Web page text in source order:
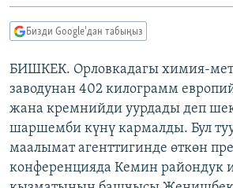
ЭКСПЕРТТЕР ТАЛДАЙТ
БИЗ ЖАНА ДҮЙНӨ
ДАНИСТЕ
ЭЖЕ-СИҢДИЛЕР
ЫҢГАЙСЫЗ СУРООЛОР
ӨЗГӨЧӨ ПИКИР
Русский
ОНЛАЙН ШЕРИНЕ
Бизди Google'дан табыңыз
БИШКЕК. Орловкадагы химия-
заводунан 402 килограмм
жана кремнийди уурдады деп
шаршемби күнү кармалды. Бул
маалымат агенттигинде өткөн
конференцияда Кемин райондук